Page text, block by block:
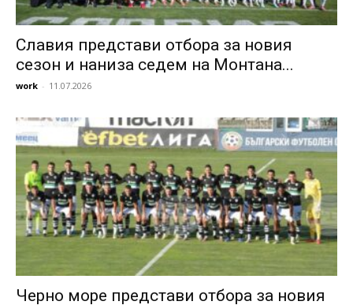
Славия представи отбора за новия
сезон и наниза седем на Монтана...
work - 11.07.2026
Черно море представи отбора за новия